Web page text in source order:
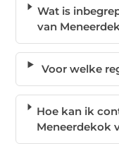
Wat is
van
Voor welke
Hoe kan ik
Meneerdekok